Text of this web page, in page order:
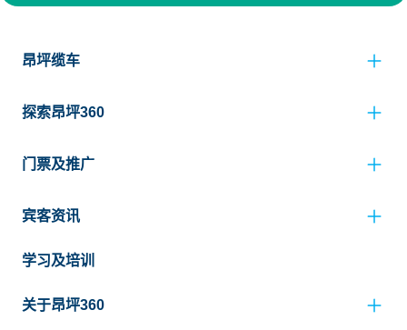
昂坪缆车
探索昂坪360
门票及推广
宾客资讯
学习及培训
关于昂坪360